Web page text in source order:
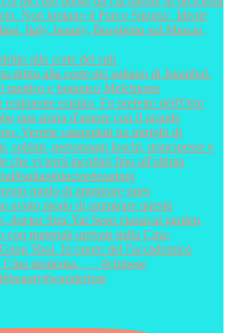
alla corte del sult
modo di ammirare ques